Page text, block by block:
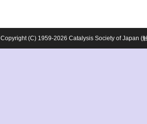
Copyright (C) 1959-2026 Catalysis Society of Japan (